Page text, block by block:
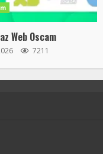
Web Oscam
7211